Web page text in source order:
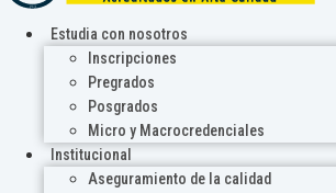
Estudia con nosotros
Inscripciones
Pregrados
Posgrados
Micro y Macrocredenciales
Institucional
Aseguramiento de la calidad